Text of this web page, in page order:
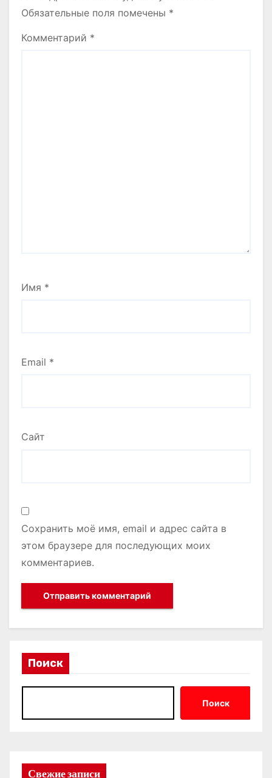
Обязательные поля помечены *
Комментарий *
Имя *
Email *
Сайт
Сохранить моё имя, email и адрес сайта в
этом браузере для последующих моих
комментариев.
Поиск
Поиск
Свежие записи